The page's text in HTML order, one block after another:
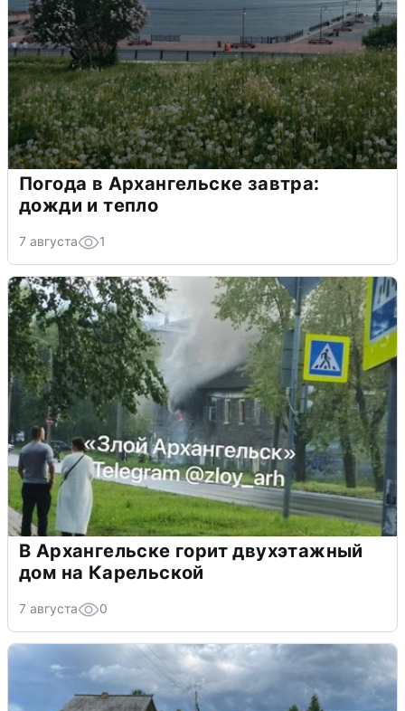
Погода в Архангельске завтра:
дожди и тепло
7 августа 1
В Архангельске горит двухэтажный
дом на Карельской
7 августа 0